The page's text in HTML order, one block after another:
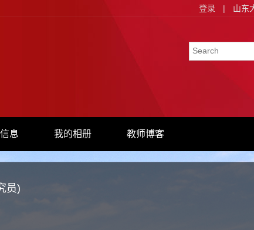
登录 | 山东
息 我的相册 教师博客
员)